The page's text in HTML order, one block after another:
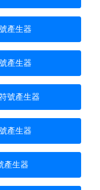
產生器
產生器
號產生器
產生器
產生器